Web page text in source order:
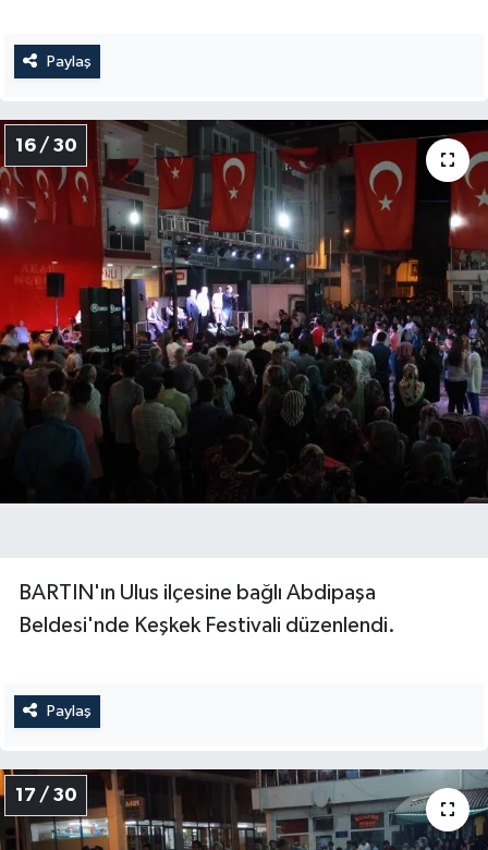
Paylaş
16 / 30
BARTIN'ın Ulus ilçesine bağlı Abdipaşa
Beldesi'nde Keşkek Festivali düzenlendi.
Paylaş
17 / 30